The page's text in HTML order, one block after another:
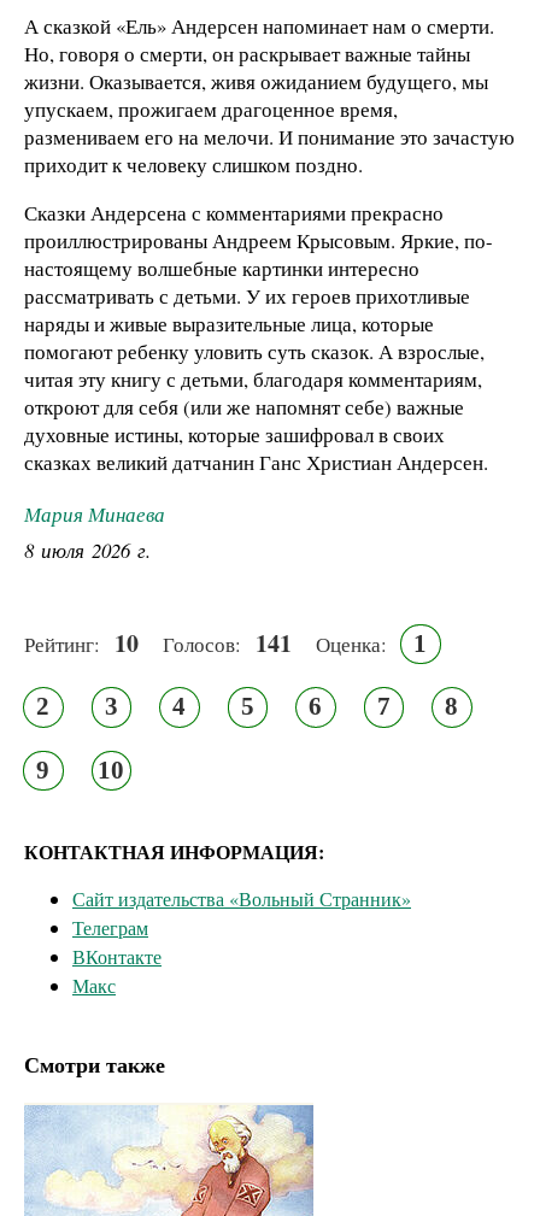
А сказкой «Ель» Андерсен напоминает нам о смерти.
Но, говоря о смерти, он раскрывает важные тайны
жизни. Оказывается, живя ожиданием будущего, мы
упускаем, прожигаем драгоценное время,
размениваем его на мелочи. И понимание это зачастую
приходит к человеку слишком поздно.
Сказки Андерсена с комментариями прекрасно
проиллюстрированы Андреем Крысовым. Яркие, по-
настоящему волшебные картинки интересно
рассматривать с детьми. У их героев прихотливые
наряды и живые выразительные лица, которые
помогают ребенку уловить суть сказок. А взрослые,
читая эту книгу с детьми, благодаря комментариям,
откроют для себя (или же напомнят себе) важные
духовные истины, которые зашифровал в своих
сказках великий датчанин Ганс Христиан Андерсен.
Мария Минаева
8 июля 2026 г.
Рейтинг: 10 Голосов: 141 Оценка: 1
2 3 4 5 6 7 8
9 10
КОНТАКТНАЯ ИНФОРМАЦИЯ:
Сайт издательства «Вольный Странник»
Телеграм
ВКонтакте
Макс
Смотри также